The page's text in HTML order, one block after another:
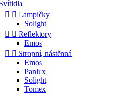
Svítidla
  Lampičky
Solight
  Reflektory
Emos
  Stropní, nástěnná
Emos
Panlux
Solight
Tomex